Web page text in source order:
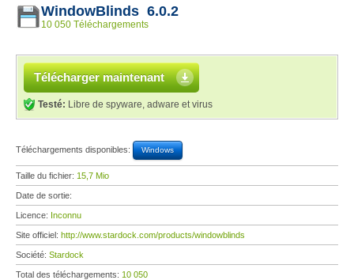
WindowBlinds 6.0.2
10 050 Téléchargements
Télécharger maintenant
Testé: Libre de spyware, adware et virus
Téléchargements disponibles: Windows
Taille du fichier: 15,7 Mio
Date de sortie:
Licence: Inconnu
Site officiel: http://www.stardock.com/products/windowblinds
Société: Stardock
Total des téléchargements: 10 050